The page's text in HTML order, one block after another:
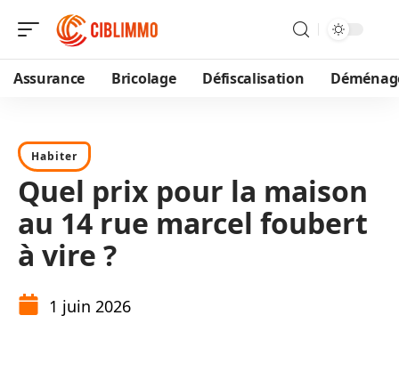
Assurance Bricolage Défiscalisation
Habiter
Quel prix pour la maison
au 14 rue marcel foubert
à vire ?
1 juin 2026